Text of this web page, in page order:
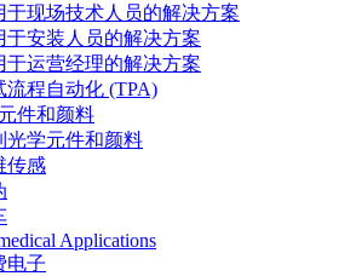
于现场技术人员的解决方案
于安装人员的解决方案
于运营经理的解决方案
流程自动化 (TPA)
件和颜料
光学元件和颜料
传感
Applications
电子